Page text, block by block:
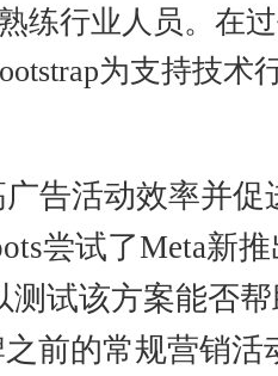
练行业人员。在
为支持技术
告活动效率并促
尝试了Meta新
测试该方案能否
前的常规营销活